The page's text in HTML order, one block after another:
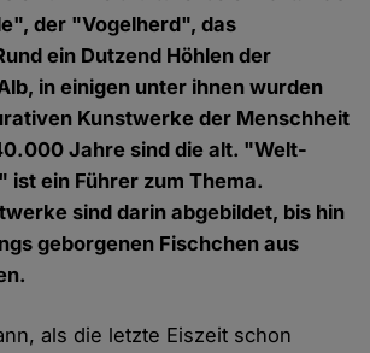
der "Vogelherd", das
ein Dutzend Höhlen der
in einigen unter ihnen wurden
Kunstwerke der Menschheit
Jahre sind die alt. "Welt-
ist ein Führer zum Thema.
sind darin abgebildet, bis hin
geborgenen Fischchen aus
als die letzte Eiszeit schon